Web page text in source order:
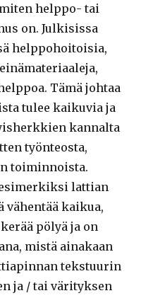
helppo- tai
on. Julkisissa
helppohoitoisia,
Tämä johtaa
tulee kaikuvia ja
kannalta
työnteosta,
toiminnoista.
lattian
vähentää kaikua,
pölyä ja on
mistä ainakaan
tekstuurin
ja / tai värityksen